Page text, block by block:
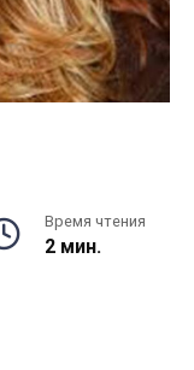
Время чтения
2 мин.